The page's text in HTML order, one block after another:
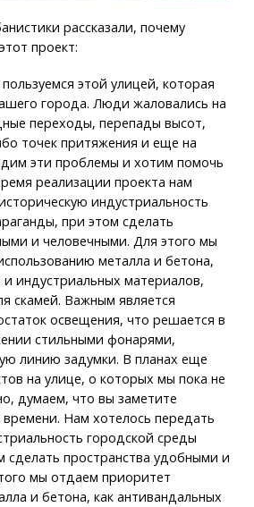
рассказали, почему
проект:
этой улицей, которая
города. Люди жаловались на
переходы, перепады высот,
точек притяжения и еще на
эти проблемы и хотим помочь
реализации проекта нам
индустриальность
при этом сделать
и человечными. Для этого мы
металла и бетона,
и индустриальных материалов,
скамей. Важным является
освещения, что решается в
стильными фонарями,
линию задумки. В планах еще
на улице, о которых мы пока не
думаем, что вы заметите
Нам хотелось передать
городской среды
сделать пространства удобными и
мы отдаем приоритет
и бетона, как антивандальных